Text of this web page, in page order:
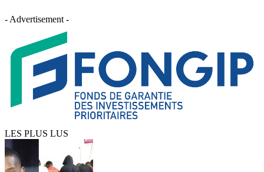
- Advertisement -
LES PLUS LUS